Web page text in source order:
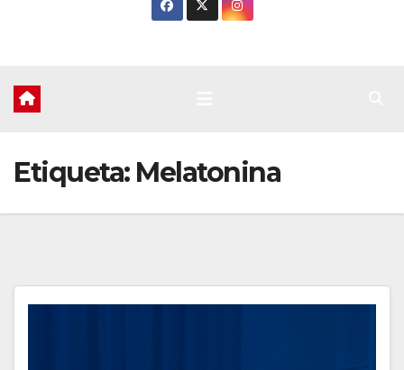
Etiqueta: Melatonina